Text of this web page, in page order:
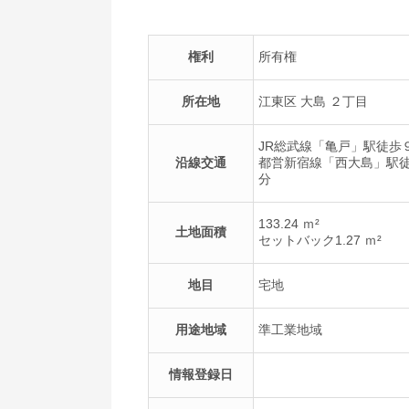
権利 所有権
所在地 江東区 大島 ２丁目
沿線交通
JR総武線「亀戸」駅徒歩
都営新宿線「西大島」駅
分
土地面積
133.24 ｍ²
セットバック1.27 ｍ²
地目 宅地
用途地域 準工業地域
情報登録日